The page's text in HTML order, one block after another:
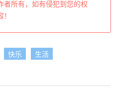
者所有，如有侵犯到您的权
快乐 生活